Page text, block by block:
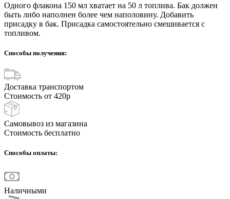
Одного флакона 150 мл хватает на 50 л топлива. Бак должен
быть либо наполнен более чем наполовину. Добавить
присадку в бак. Присадка самостоятельно смешивается с
топливом.
Способы получения:
Доставка транспортом
Стоимость от 420р
Самовывоз из магазина
Стоимость бесплатно
Способы оплаты:
Наличными